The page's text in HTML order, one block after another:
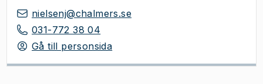
nielsenj@chalmers.se
031-772 38 04
Gå till personsida